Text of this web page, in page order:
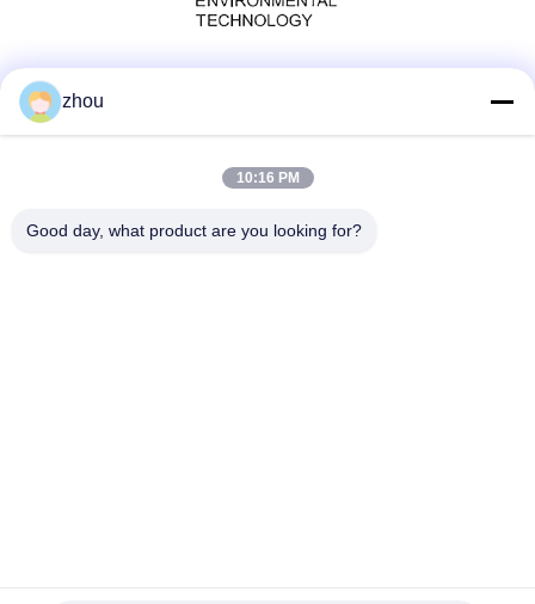
zhou
10:16 PM
Good day, what product are you looking for?